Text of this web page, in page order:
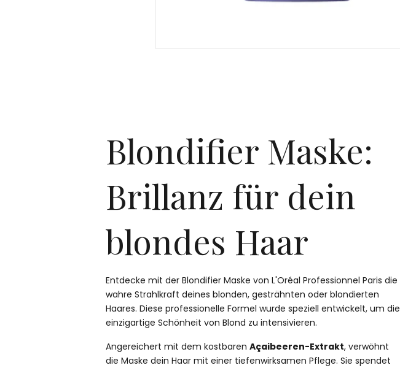
Blondifier Maske:
Brillanz für dein
blondes Haar
Entdecke mit der Blondifier Maske von L'Oréal Professionnel Paris die
wahre Strahlkraft deines blonden, gesträhnten oder blondierten
Haares. Diese professionelle Formel wurde speziell entwickelt, um die
einzigartige Schönheit von Blond zu intensivieren.
Angereichert mit dem kostbaren Açaibeeren-Extrakt, verwöhnt
die Maske dein Haar mit einer tiefenwirksamen Pflege. Sie spendet